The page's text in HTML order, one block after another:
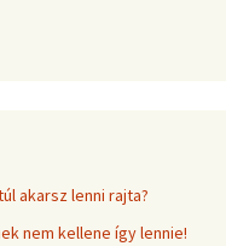
akarsz lenni rajta?
nem kellene így lennie!